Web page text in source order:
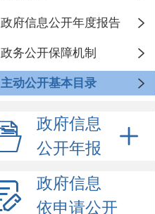
政府信息公开年度报告
政务公开保障机制
主动公开基本目录
政府信息
公开年报
政府信息
依申请公开